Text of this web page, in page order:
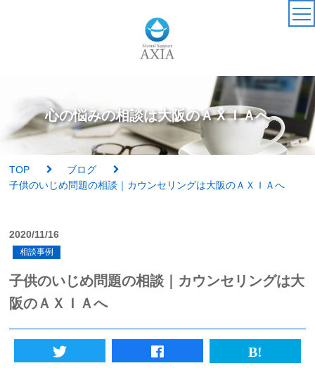
カウンセラー
アクセス・受付時間
サービス・料金一覧
実績紹介
AXIAの特徴
初めての方へ
心の悩みの相談は大阪のＡＸＩＡへ
TOP
ブログ
子供のいじめ問題の相談｜カウンセリングは大阪のＡＸＩＡへ
2020/11/16
相談事例
子供のいじめ問題の相談｜カウンセリングは大
阪のＡＸＩＡへ